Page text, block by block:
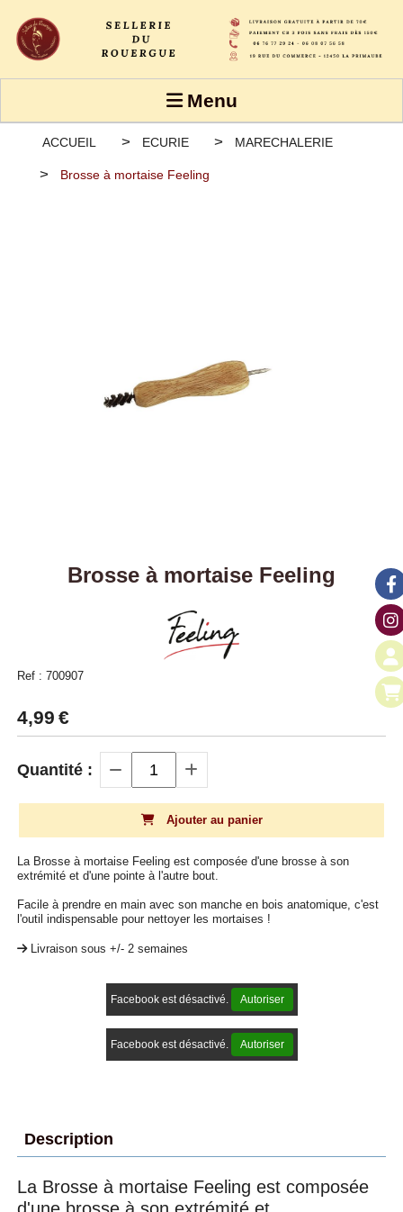
Menu
ACCUEIL ECURIE MARECHALERIE
Brosse à mortaise Feeling
Brosse à mortaise Feeling
Ref : 700907
4,99 €
Quantité :
Ajouter au panier
La Brosse à mortaise Feeling est composée d'une brosse à son
extrémité et d'une pointe à l'autre bout.
Facile à prendre en main avec son manche en bois anatomique, c'est
l'outil indispensable pour nettoyer les mortaises !
Livraison sous +/- 2 semaines
Facebook est désactivé. Autoriser
Facebook est désactivé. Autoriser
Description
La Brosse à mortaise Feeling est composée